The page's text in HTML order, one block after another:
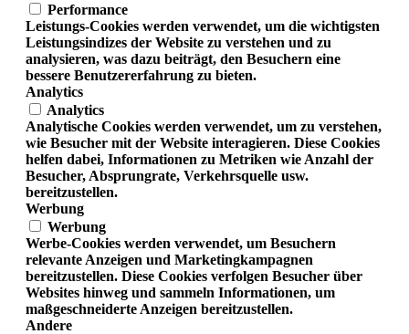
Performance
Leistungs-Cookies werden verwendet, um die wichtigsten
Leistungsindizes der Website zu verstehen und zu
analysieren, was dazu beiträgt, den Besuchern eine
bessere Benutzererfahrung zu bieten.
Analytics
Analytics
Analytische Cookies werden verwendet, um zu verstehen,
wie Besucher mit der Website interagieren. Diese Cookies
helfen dabei, Informationen zu Metriken wie Anzahl der
Besucher, Absprungrate, Verkehrsquelle usw.
bereitzustellen.
Werbung
Werbung
Werbe-Cookies werden verwendet, um Besuchern
relevante Anzeigen und Marketingkampagnen
bereitzustellen. Diese Cookies verfolgen Besucher über
Websites hinweg und sammeln Informationen, um
maßgeschneiderte Anzeigen bereitzustellen.
Andere